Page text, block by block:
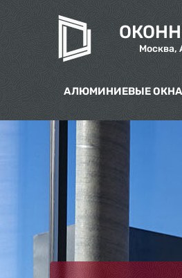
Москва,
АЛЮМИНИЕВЫЕ ОКНА